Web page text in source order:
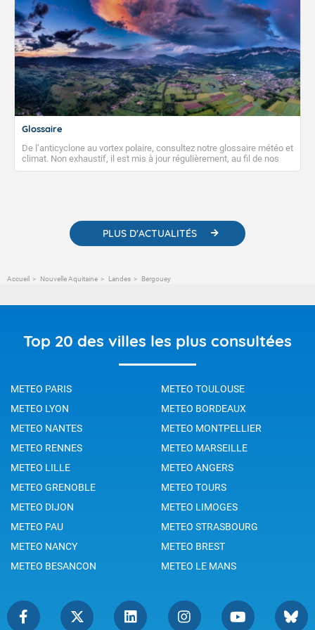
Glossaire
De l’anticyclone au vortex polaire, consultez notre glossaire météo et
climat. Non exhaustif, il est mis à jour régulièrement, au fil de nos
publications. Vous y trouverez également des liens utiles vers nos
PLUS D'ACTUALITÉS
Accueil Nouvelle Aquitaine Landes Bergouey
Top 20 des villes les plus consultées
METEO PARIS
METEO TOULOUSE
METEO LYON
METEO BORDEAUX
METEO NANTES
METEO MONTPELLIER
METEO RENNES
METEO MARSEILLE
METEO LILLE
METEO ANGERS
METEO GRENOBLE
METEO TOURS
METEO DIJON
METEO LIMOGES
METEO PAU
METEO STRASBOURG
METEO NANCY
METEO BREST
METEO BESANCON
METEO LE MANS